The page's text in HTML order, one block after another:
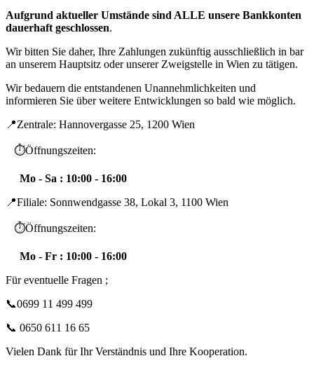
Aufgrund aktueller Umstände sind ALLE unsere Bankkonten
dauerhaft geschlossen.
Wir bitten Sie daher, Ihre Zahlungen zukünftig ausschließlich in bar
an unserem Hauptsitz oder unserer Zweigstelle in Wien zu tätigen.
Wir bedauern die entstandenen Unannehmlichkeiten und
informieren Sie über weitere Entwicklungen so bald wie möglich.
📍Zentrale: Hannovergasse 25, 1200 Wien
⏱️Öffnungszeiten:
Mo - Sa : 10:00 - 16:00
📍Filiale: Sonnwendgasse 38, Lokal 3, 1100 Wien
⏱️Öffnungszeiten:
Mo - Fr : 10:00 - 16:00
Für eventuelle Fragen ;
📞0699 11 499 499
📞 0650 611 16 65
Vielen Dank für Ihr Verständnis und Ihre Kooperation.